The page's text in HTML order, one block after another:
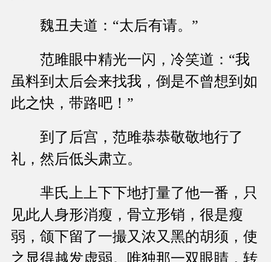
魏丑夫道：“太后有请。”
范雎眼中精光一闪，冷笑道：“我
虽料到太后会来找我，倒是不曾想到如
此之快，带路吧！”
到了后宫，范雎恭恭敬敬地行了
礼，然后低头肃立。
芈氏上上下下地打量了他一番，只
见此人身形消瘦，骨立形销，很是瘦
弱，颌下留了一撮又浓又黑的胡须，使
之显得越发虚弱。唯独那一双眼睛，转